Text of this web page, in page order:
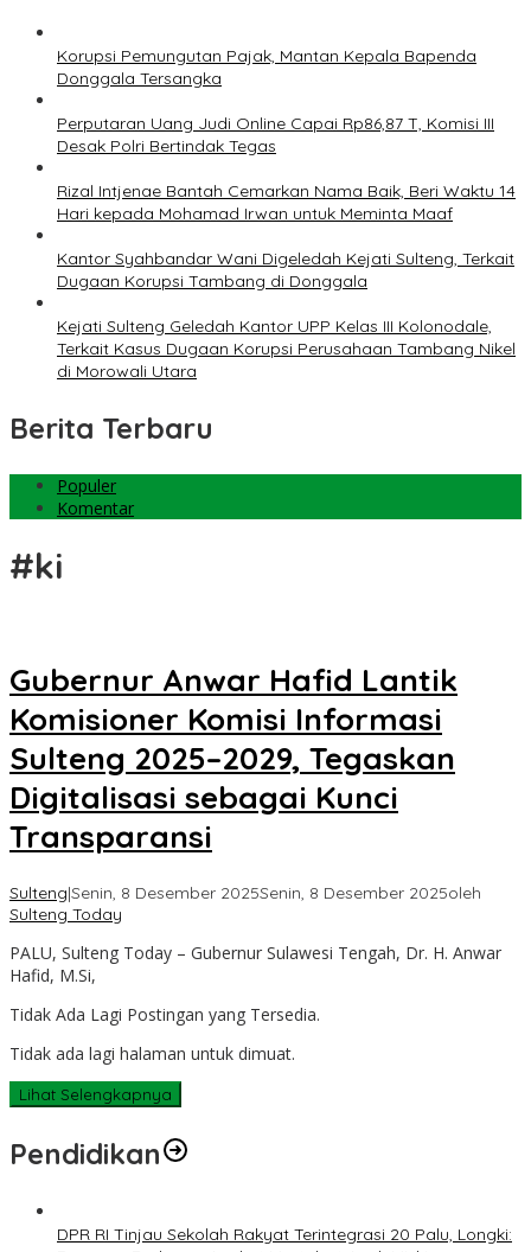
Korupsi Pemungutan Pajak, Mantan Kepala Bapenda
Donggala Tersangka
Perputaran Uang Judi Online Capai Rp86,87 T, Komisi III
Desak Polri Bertindak Tegas
Rizal Intjenae Bantah Cemarkan Nama Baik, Beri Waktu 14
Hari kepada Mohamad Irwan untuk Meminta Maaf
Kantor Syahbandar Wani Digeledah Kejati Sulteng, Terkait
Dugaan Korupsi Tambang di Donggala
Kejati Sulteng Geledah Kantor UPP Kelas III Kolonodale,
Terkait Kasus Dugaan Korupsi Perusahaan Tambang Nikel
di Morowali Utara
Berita Terbaru
Populer
Komentar
#ki
Gubernur Anwar Hafid Lantik
Komisioner Komisi Informasi
Sulteng 2025–2029, Tegaskan
Digitalisasi sebagai Kunci
Transparansi
Sulteng|Senin, 8 Desember 2025Senin, 8 Desember 2025oleh
Sulteng Today
PALU, Sulteng Today – Gubernur Sulawesi Tengah, Dr. H. Anwar
Hafid, M.Si,
Tidak Ada Lagi Postingan yang Tersedia.
Tidak ada lagi halaman untuk dimuat.
Lihat Selengkapnya
Pendidikan
DPR RI Tinjau Sekolah Rakyat Terintegrasi 20 Palu, Longki: